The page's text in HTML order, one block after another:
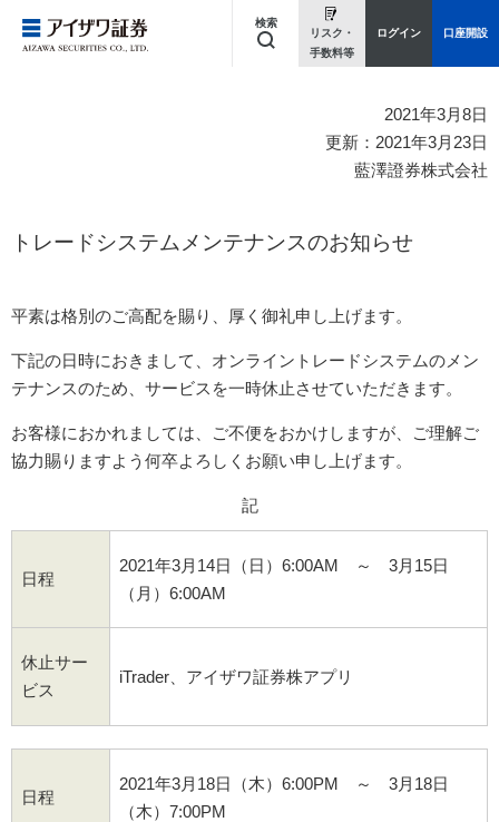
検索
リスク・
手数料等
ログイン 口座開設
2021年3月8日
更新：2021年3月23日
藍澤證券株式会社
トレードシステムメンテナンスのお知らせ
平素は格別のご高配を賜り、厚く御礼申し上げます。
下記の日時におきまして、オンライントレードシステムのメン
テナンスのため、サービスを一時休止させていただきます。
お客様におかれましては、ご不便をおかけしますが、ご理解ご
協力賜りますよう何卒よろしくお願い申し上げます。
記
日程
2021年3月14日（日）6:00AM ～ 3月15日
（月）6:00AM
休止サー
ビス
iTrader、アイザワ証券株アプリ
日程
2021年3月18日（木）6:00PM ～ 3月18日
（木）7:00PM